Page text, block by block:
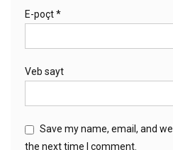
E-poçt*
Veb sayt
Save my name, email, and
the next time I comment.